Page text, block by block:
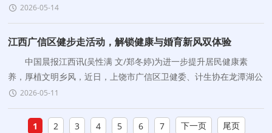
大学第二附属医院党委委员、副院长吴利东，广丰区
2026-05-14
江西广信区健步走活动，解锁健康与婚育新风双体验
中国晨报江西讯(吴性满 文/郑冬婷)为进一步提升居民健康素
养，厚植文明乡风，近日，上饶市广信区卫健委、计生协在龙潭湖公
园，举办“健康走出来，颈椎好起来，”主题活动
2026-05-11
1 2 3 4 5 6 7 下一页 尾页